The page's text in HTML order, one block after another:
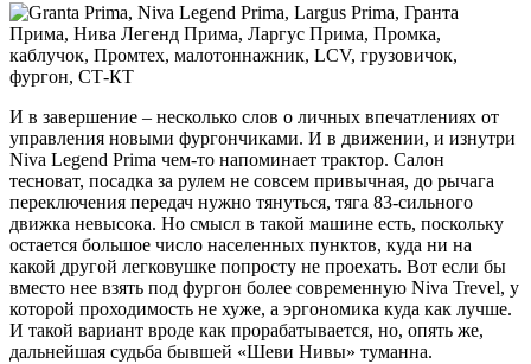
И в завершение – несколько слов о личных впечатлениях от
управления новыми фургончиками. И в движении, и изнутри
Niva Legend Prima чем-то напоминает трактор. Салон
тесноват, посадка за рулем не совсем привычная, до рычага
переключения передач нужно тянуться, тяга 83-сильного
движка невысока. Но смысл в такой машине есть, поскольку
остается большое число населенных пунктов, куда ни на
какой другой легковушке попросту не проехать. Вот если бы
вместо нее взять под фургон более современную Niva Trevel, у
которой проходимость не хуже, а эргономика куда как лучше.
И такой вариант вроде как прорабатывается, но, опять же,
дальнейшая судьба бывшей «Шеви Нивы» туманна.